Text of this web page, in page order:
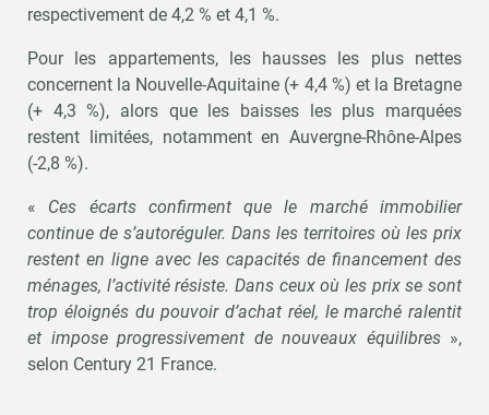
respectivement de 4,2 % et 4,1 %.
Pour les appartements, les hausses les plus nettes
concernent la Nouvelle-Aquitaine (+ 4,4 %) et la Bretagne
(+ 4,3 %), alors que les baisses les plus marquées
restent limitées, notamment en Auvergne-Rhône-Alpes
(-2,8 %).
« Ces écarts confirment que le marché immobilier
continue de s’autoréguler. Dans les territoires où les prix
restent en ligne avec les capacités de financement des
ménages, l’activité résiste. Dans ceux où les prix se sont
trop éloignés du pouvoir d’achat réel, le marché ralentit
et impose progressivement de nouveaux équilibres»,
selon Century 21 France.